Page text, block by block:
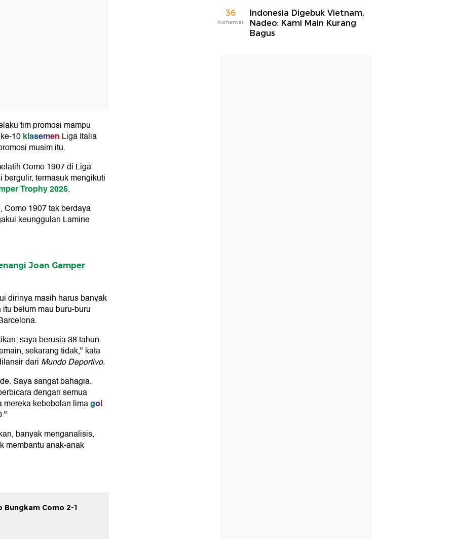
tim promosi mampu
10klasemen Liga Italia
musim itu.
Como 1907 di Liga
termasuk mengikuti
Trophy 2025.
Como 1907 tak berdaya
keunggulan Lamine
Joan Gamper
dirinya masih harus banyak
belum mau buru-buru
saya berusia 38 tahun.
sekarang tidak," kata
dari Mundo Deportivo.
Saya sangat bahagia.
dengan semua
mereka kebobolan limagol
banyak menganalisis,
membantu anak-anak
Bungkam Como 2-1
36
Komentar
Indonesia Digebuk Vietnam,
Nadeo: Kami Main Kurang
Bagus